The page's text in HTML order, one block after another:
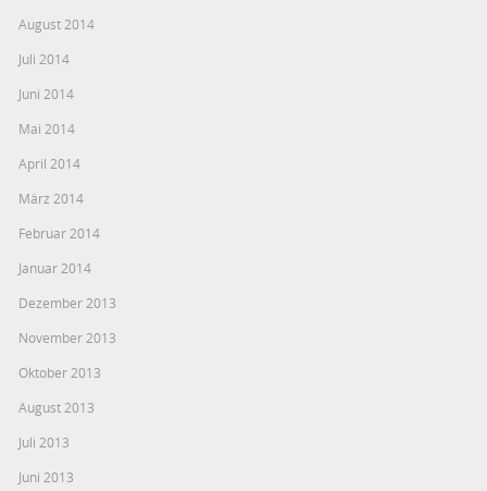
August 2014
Juli 2014
Juni 2014
Mai 2014
April 2014
März 2014
Februar 2014
Januar 2014
Dezember 2013
November 2013
Oktober 2013
August 2013
Juli 2013
Juni 2013